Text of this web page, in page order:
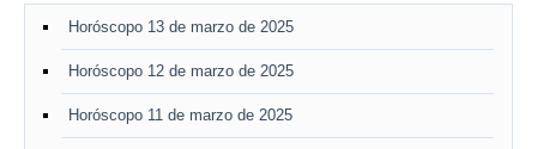
Horóscopo 13 de marzo de 2025
Horóscopo 12 de marzo de 2025
Horóscopo 11 de marzo de 2025